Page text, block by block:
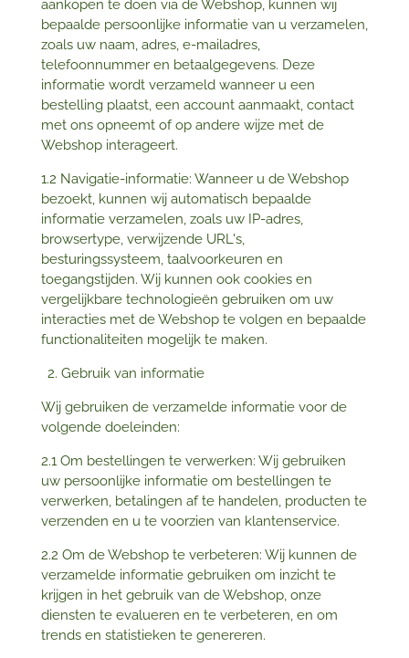
aankopen te doen via de Webshop, kunnen wij
bepaalde persoonlijke informatie van u verzamelen,
zoals uw naam, adres, e-mailadres,
telefoonnummer en betaalgegevens. Deze
informatie wordt verzameld wanneer u een
bestelling plaatst, een account aanmaakt, contact
met ons opneemt of op andere wijze met de
Webshop interageert.
1.2 Navigatie-informatie: Wanneer u de Webshop
bezoekt, kunnen wij automatisch bepaalde
informatie verzamelen, zoals uw IP-adres,
browsertype, verwijzende URL's,
besturingssysteem, taalvoorkeuren en
toegangstijden. Wij kunnen ook cookies en
vergelijkbare technologieën gebruiken om uw
interacties met de Webshop te volgen en bepaalde
functionaliteiten mogelijk te maken.
Gebruik van informatie
Wij gebruiken de verzamelde informatie voor de
volgende doeleinden:
2.1 Om bestellingen te verwerken: Wij gebruiken
uw persoonlijke informatie om bestellingen te
verwerken, betalingen af te handelen, producten te
verzenden en u te voorzien van klantenservice.
2.2 Om de Webshop te verbeteren: Wij kunnen de
verzamelde informatie gebruiken om inzicht te
krijgen in het gebruik van de Webshop, onze
diensten te evalueren en te verbeteren, en om
trends en statistieken te genereren.